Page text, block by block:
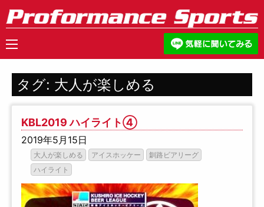
タグ: 大人が楽しめる
KBL2019 ハイライト④
2019年5月15日
大人が楽しめる アイスホッケー
釧路ビアリーグ
ハイライト